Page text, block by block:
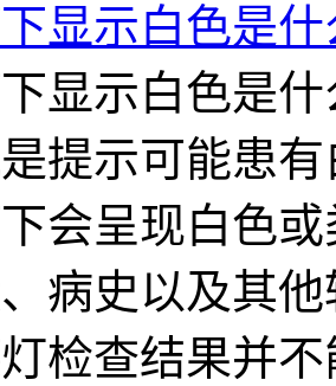
显示白色是什
显示白色是
提示可能患
会呈现白色
病史以及其
检查结果并